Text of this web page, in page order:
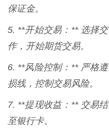
保证金。
5. **开始交易：** 选择
作，开始期货交易。
6. **风险控制：** 严格
损线，控制交易风险。
7. **提现收益：** 交易
至银行卡。